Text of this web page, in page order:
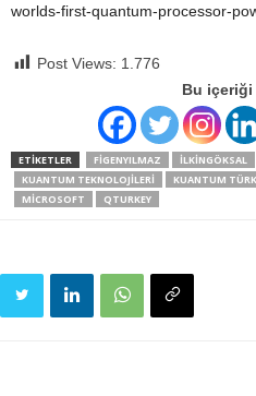
worlds-first-quantum-processor-
Post Views: 1.776
Bu içeriği
ETIKETLER FIGENYILMAZ ILKINGÖKSAL
KUANTUM TEKNOLOJILERI
KUANTUM
MICROSOFT
QTURKEY